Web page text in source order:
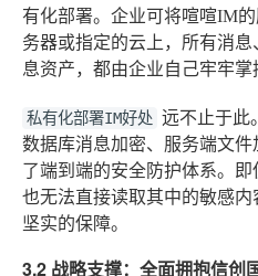
有化部署。企业可将喧喧IM
务器或指定的云上，所有消
息资产，都由企业自己牢牢掌
私有化部署IM好处 远不止于此
数据库消息加密、服务端文
了端到端的安全防护体系。即
也无法直接读取其中的敏感
坚实的保障。
3.2 战略支撑：全面拥抱信创